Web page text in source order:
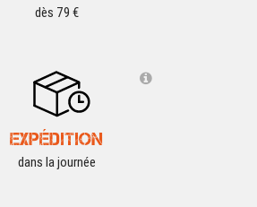
dès 79 €
EXPÉDITION
dans la journée